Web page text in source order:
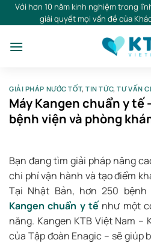
SkipVới hơn 10 năm kinh nghiệm trong
giải quyết mọi vấn đề của
GIẢI PHÁP NƯỚC TỐT,TIN TỨC,TƯ VẤN
Máy Kangen chuẩn y tế
bệnh viện và phòng
Bạn đang tìm giải pháp nâng
chi phí vận hành và tạo điểm
Tại Nhật Bản, hơn 250
Kangen chuẩn y tếnhư một
năng. Kangen KTB Việt Nam
của Tập đoàn Enagic – sẽ giúp